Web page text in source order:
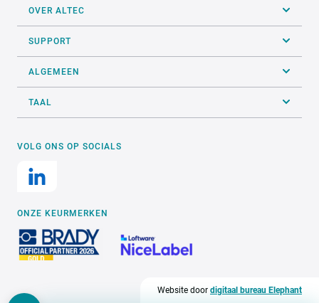
OVER ALTEC
SUPPORT
ALGEMEEN
TAAL
VOLG ONS OP SOCIALS
ONZE KEURMERKEN
Website door digitaal bureau Elephant